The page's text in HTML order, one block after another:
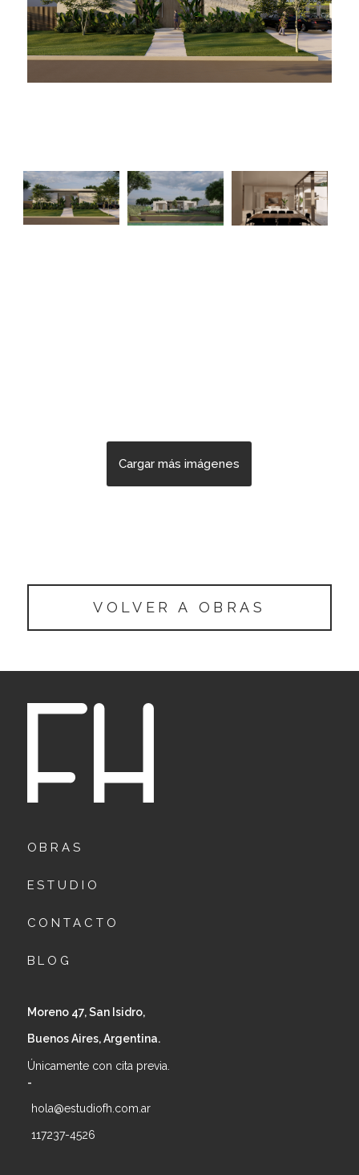
Cargar más imágenes
VOLVER A OBRAS
OBRAS
ESTUDIO
CONTACTO
BLOG
Moreno 47, San Isidro,
Buenos Aires, Argentina.
Únicamente con cita previa.
-
hola@estudiofh.com.ar
117237-4526